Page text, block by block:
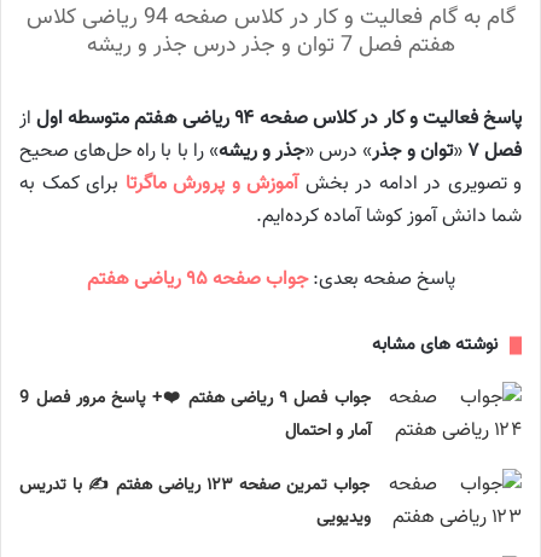
گام به گام فعالیت و کار در کلاس صفحه 94 ریاضی کلاس
هفتم فصل 7 توان و جذر درس جذر و ریشه
پاسخ فعالیت و کار در کلاس صفحه ۹۴ ریاضی هفتم متوسطه اول
از
فصل ۷ «توان و جذر» درس «جذر و ریشه» را با با راه حل‌های صحیح
و تصویری در ادامه در بخشآموزش و پرورش ماگرتا برای کمک به
شما دانش آموز کوشا آماده کرده‌ایم.
پاسخ صفحه بعدی:جواب صفحه ۹۵ ریاضی هفتم
نوشته های مشابه
جواب فصل ۹ ریاضی هفتم ❤️+ پاسخ مرور فصل 9
آمار و احتمال
جواب تمرین صفحه ۱۲۳ ریاضی هفتم ✍️ با تدریس
ویدیویی